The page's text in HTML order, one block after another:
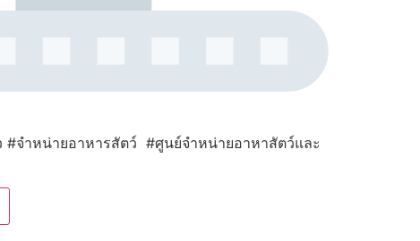
#จำหน่ายอาหารสัตว์ #ศูนย์จำหน่ายอาหาสัตว์และ